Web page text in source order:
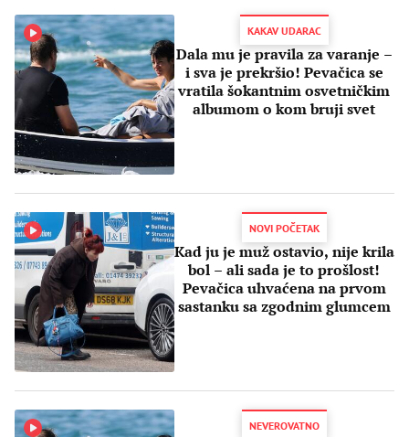
KAKAV UDARAC
Dala mu je pravila za varanje –
i sva je prekršio! Pevačica se
vratila šokantnim osvetničkim
albumom o kom bruji svet
NOVI POČETAK
Kad ju je muž ostavio, nije krila
bol – ali sada je to prošlost!
Pevačica uhvaćena na prvom
sastanku sa zgodnim glumcem
NEVEROVATNO